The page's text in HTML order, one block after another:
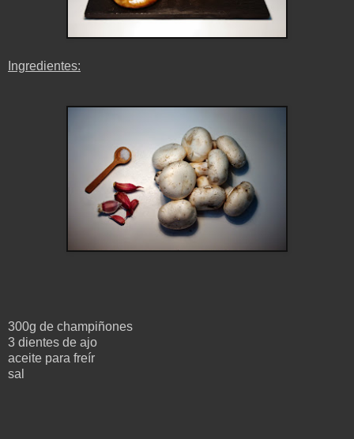
Ingredientes:
300g de champiñones
3 dientes de ajo
aceite para freír
sal